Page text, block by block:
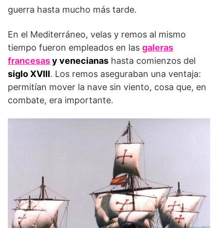
guerra hasta mucho más tarde.
En el Mediterráneo, velas y remos al mismo
tiempo fueron empleados en las galeras
francesasy venecianas hasta comienzos del
siglo XVIII. Los remos aseguraban una ventaja:
permitían mover la nave sin viento, cosa que, en
combate, era importante.